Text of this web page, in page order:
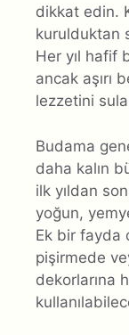
dikkat edin.
kurulduktan
Her yıl hafif
ancak aşırı
lezzetini
Budama
daha kalın
ilk yıldan
yoğun,
Ek bir fayda
pişirmede
dekorlarına